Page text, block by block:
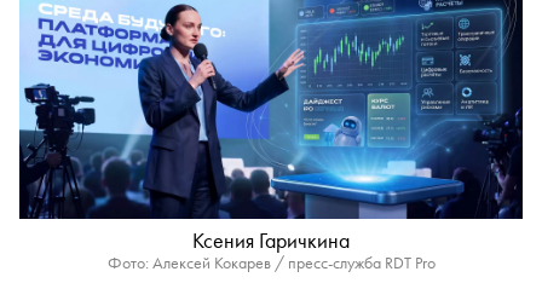
Ксения Гаричкина
Фото: Алексей Кокарев / пресс-служба RDT Pro